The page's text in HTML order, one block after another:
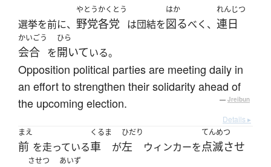
選挙を前に、
やとう
野党
かくとう
各党 は団結を
はか
図るべく、
れんじつ
連日
かいごう
会合 を
ひら
開いている。
Opposition political parties are meeting daily in
an effort to strengthen their solidarity ahead of
the upcoming election.
— Jreibun
Details ▸
まえ
前 を走っている
くるま
車 が
ひだり
左 ウィンカーを
てんめつ
点滅させ
させつ あいず